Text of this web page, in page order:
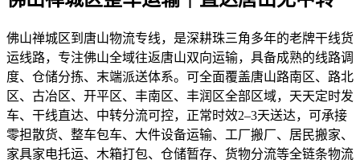
佛山禅城区到唐山物流专线，是深耕珠三角多年的老牌干线货
运线路，专注佛山全域往返唐山双向运输，具备成熟的线路调
度、仓储分拣、末端派送体系。可全面覆盖唐山路南区、路北
区、古冶区、开平区、丰南区、丰润区全部区域，天天定时发
车、干线直达、中转分流可控，正常时效2–3天送达，可承接
零担散货、整车包车、大件设备运输、工厂搬厂、居民搬家、
家具家电托运、木箱打包、仓储暂存、货物分流等全链条物流